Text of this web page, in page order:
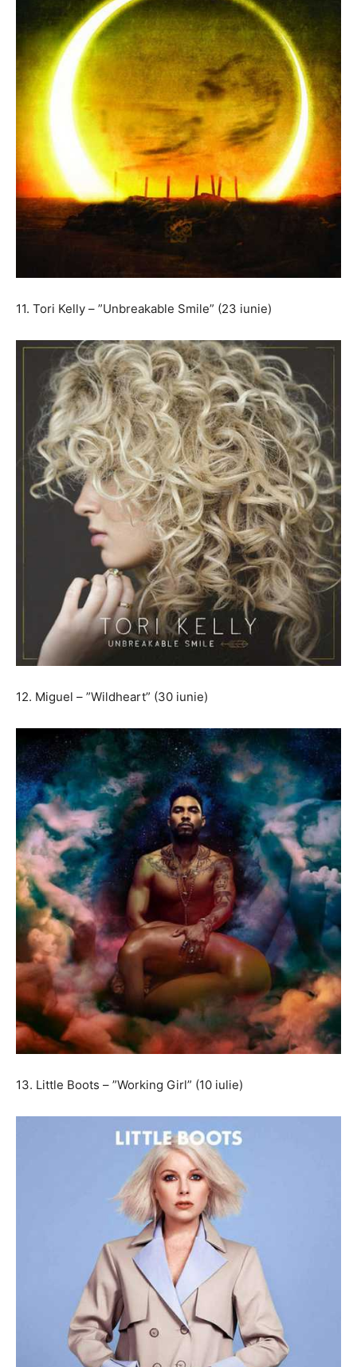
11. Tori Kelly – ”Unbreakable Smile” (23 iunie)
12. Miguel – ”Wildheart” (30 iunie)
13. Little Boots – ”Working Girl” (10 iulie)